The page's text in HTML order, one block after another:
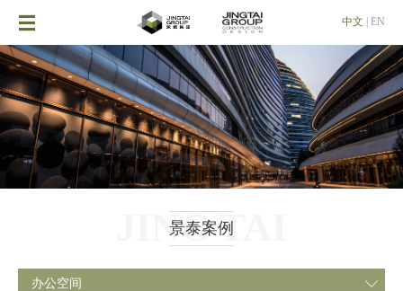
 中文 EN
景泰案例
JING TAI
办公空间 